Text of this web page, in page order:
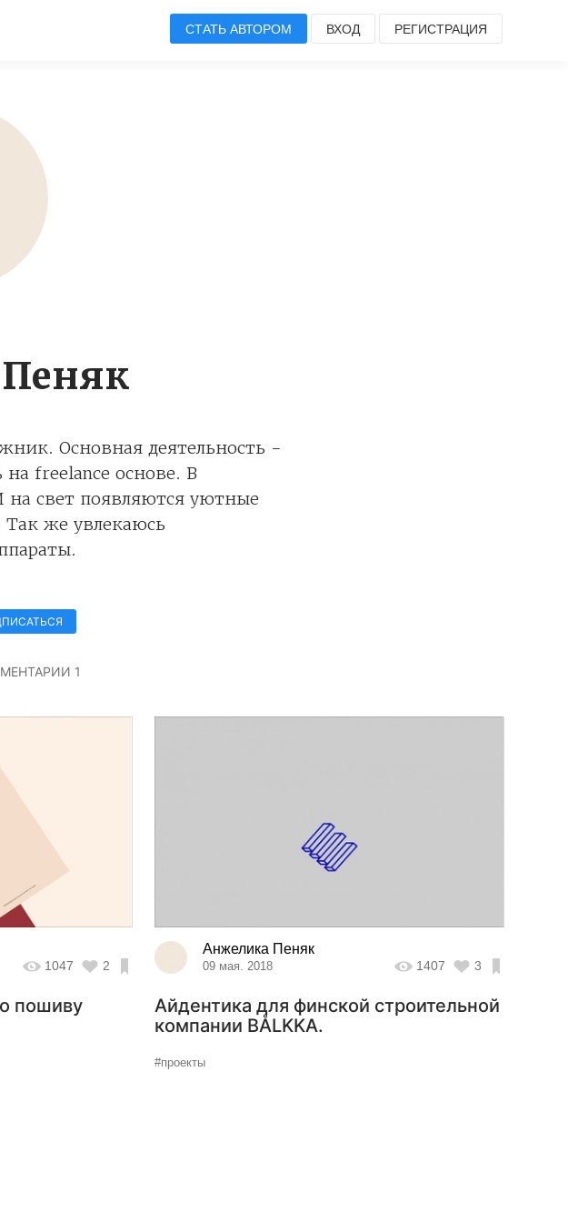
СТАТЬ АВТОРОМ ВХОД РЕГИСТРАЦИЯ
Основная деятельность -
freelance основе. В
на свет появляются уютные
же увлекаюсь
1
1047 2
пошиву
Анжелика Пеняк
09 мая. 2018 1407 3
Айдентика для финской строительной
компании BÅLKKA.
#проекты